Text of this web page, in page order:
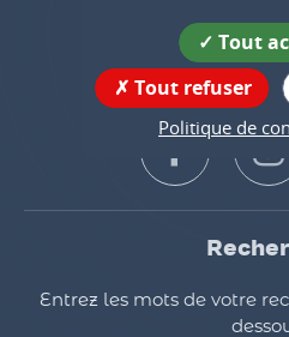
Horaires
Suivez
Entrez les mots de votre
Tout
Tout refuser
Politique de